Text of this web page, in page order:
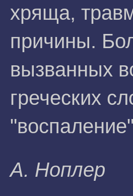
хряща,
причины.
вызванных
греческих
A. Hoплep